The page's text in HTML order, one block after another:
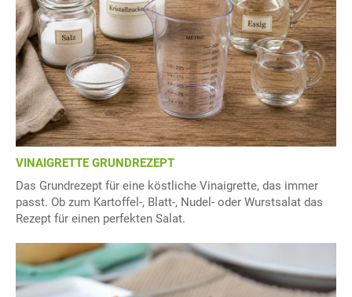
VINAIGRETTE GRUNDREZEPT
Das Grundrezept für eine köstliche Vinaigrette, das immer
passt. Ob zum Kartoffel-, Blatt-, Nudel- oder Wurstsalat das
Rezept für einen perfekten Salat.